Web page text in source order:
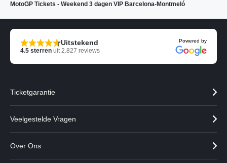
MotoGP Tickets - Weekend 3 dagen VIP Barcelona-Montmeló
Uitstekend
4.5 sterren uit2.827 reviews
Powered by
Ticketgarantie
Veelgestelde Vragen
Over Ons